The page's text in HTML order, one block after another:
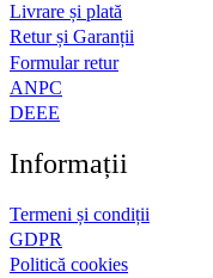
Livrare și plată
Retur și Garanții
Formular retur
ANPC
DEEE
Informații
Termeni și condiții
GDPR
Politică cookies